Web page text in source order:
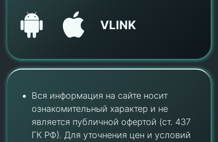
VLINK
Вся информация на сайте носит
ознакомительный характер и не
является публичной офертой (ст. 437
ГК РФ). Для уточнения цен и условий